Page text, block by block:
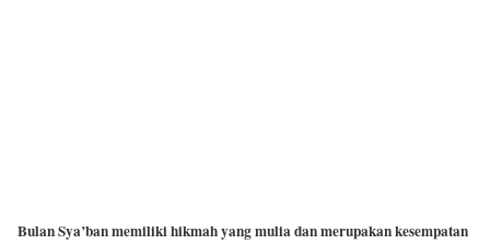
Bulan Sya’ban memiliki hikmah yang mulia dan merupakan kesempatan